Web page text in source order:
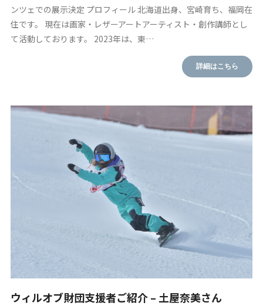
ンツェでの展示決定 プロフィール 北海道出身、宮崎育ち、福岡在
住です。 現在は画家・レザーアートアーティスト・創作講師とし
て活動しております。 2023年は、東…
詳細はこちら
ウィルオブ財団支援者ご紹介 – 土屋奈美さん